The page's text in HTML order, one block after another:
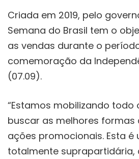
Criada em 2019, pelo
Semana do Brasil tem o
as vendas durante o
comemoração da
(07.09).
“Estamos mobilizando todo
buscar as melhores formas
ações promocionais. Esta é
totalmente suprapartidária,